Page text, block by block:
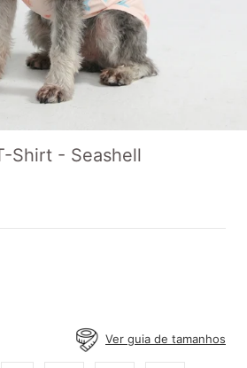
Shirt - Seashell
Ver guia de tamanhos